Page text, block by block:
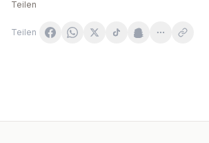
Teilen
Teilen